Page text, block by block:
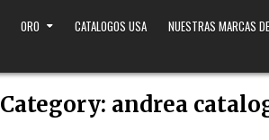
ORO CATALOGOS USA NUESTRAS MARCAS
Category: andrea